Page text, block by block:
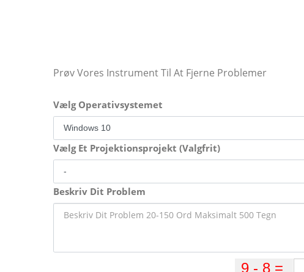
Prøv Vores Instrument Til At Fjerne Problemer
Vælg Operativsystemet
Vælg Et Projektionsprojekt (Valgfrit)
Beskriv Dit Problem